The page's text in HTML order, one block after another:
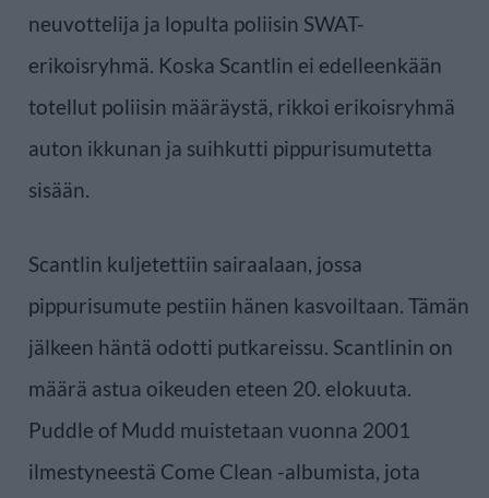
neuvottelija ja lopulta poliisin SWAT-
erikoisryhmä. Koska Scantlin ei edelleenkään
totellut poliisin määräystä, rikkoi erikoisryhmä
auton ikkunan ja suihkutti pippurisumutetta
sisään.
Scantlin kuljetettiin sairaalaan, jossa
pippurisumute pestiin hänen kasvoiltaan. Tämän
jälkeen häntä odotti putkareissu. Scantlinin on
määrä astua oikeuden eteen 20. elokuuta.
Puddle of Mudd muistetaan vuonna 2001
ilmestyneestä Come Clean -albumista, jota